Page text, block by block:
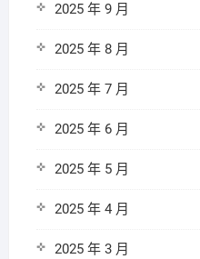
2025 年 9 月
2025 年 8 月
2025 年 7 月
2025 年 6 月
2025 年 5 月
2025 年 4 月
2025 年 3 月